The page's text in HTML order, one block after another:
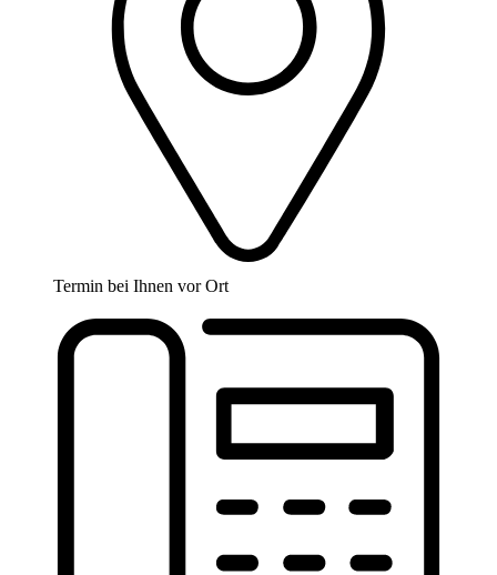
Termin bei Ihnen vor Ort